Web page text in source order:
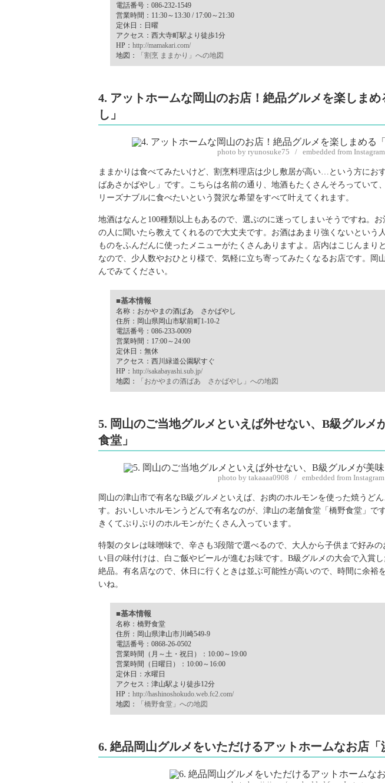
電話番号：086-232-1549
営業時間：11:30～13:30 / 17:00～21:30
定休日：日曜
アクセス：西大寺町駅より徒歩1分
HP： http://mamakari.com/
地図：
「割烹 ままかり」への地図
4. アットホームな岡山のお店！絶品グルメを楽しま
し」
photo by ryunosuke75 / embedded from Instagram
ままかりは食べてみたいけど、割烹料理店は少し敷居が高い…という方にお
ばあさかばやし」です。こちらは名前の通り、地酒もたくさんそろっていて
リーズナブルに食べたいという贅沢な希望をすべて叶えてくれます。
地酒はなんと100種類以上もあるので、選ぶのに迷ってしまいそうですね。
の人に聞いたら教えてくれるので大丈夫です。お酒はあまり強くないという
ものをふんだんに使ったメニューがたくさんありますよ。店内はこじんまり
なので、少人数やおひとり様で、気軽に立ち寄ってみたくなるお店です。岡
んでみてください。
■基本情報
名称：おかやまの酒ばあ さかばやし
住所：岡山県岡山市駅前町1-10-2
電話番号：086-233-0009
営業時間：17:00～24:00
定休日：無休
アクセス：西川緑道公園駅すぐ
HP： http://sakabayashi.sub.jp/
地図：
「おかやまの酒ばあ さかばやし」への地図
5. 岡山のご当地グルメといえば外せない、B級グルメ
食堂」
photo by takaaaa0908 / embedded from Instagram
岡山の津山市で有名なB級グルメといえば、お肉のホルモンを使った焼うど
す。おいしいホルモンうどんで有名なのが、津山の老舗食堂「橋野食堂」で
きくてぷりぷりのホルモンがたくさん入っています。
特製のタレは味噌味で、辛さも3段階で選べるので、大人から子供まで好み
い目の味付けは、白ご飯やビールが進むお味です。B級グルメの大会で入賞
絶品。有名店なので、休日に行くときは並ぶ可能性が高いので、時間に余裕
いね。
■基本情報
名称：橋野食堂
住所：岡山県津山市川崎549-9
電話番号：0868-26-0502
営業時間（月～土・祝日）：10:00～19:00
営業時間（日曜日）：10:00～16:00
定休日：水曜日
アクセス：津山駅より徒歩12分
HP： http://hashinoshokudo.web.fc2.com/
地図：
「橋野食堂」への地図
6. 絶品岡山グルメをいただけるアットホームなお店「